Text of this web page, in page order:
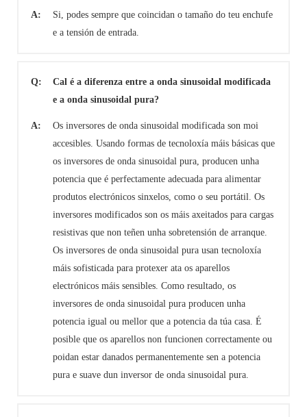
A:
Si, podes sempre que coincidan o tamaño do teu enchufe
e a tensión de entrada.
Q:
Cal é a diferenza entre a onda sinusoidal modificada
e a onda sinusoidal pura?
A:
Os inversores de onda sinusoidal modificada son moi
accesibles. Usando formas de tecnoloxía máis básicas que
os inversores de onda sinusoidal pura, producen unha
potencia que é perfectamente adecuada para alimentar
produtos electrónicos sinxelos, como o seu portátil. Os
inversores modificados son os máis axeitados para cargas
resistivas que non teñen unha sobretensión de arranque.
Os inversores de onda sinusoidal pura usan tecnoloxía
máis sofisticada para protexer ata os aparellos
electrónicos máis sensibles. Como resultado, os
inversores de onda sinusoidal pura producen unha
potencia igual ou mellor que a potencia da túa casa. É
posible que os aparellos non funcionen correctamente ou
poidan estar danados permanentemente sen a potencia
pura e suave dun inversor de onda sinusoidal pura.